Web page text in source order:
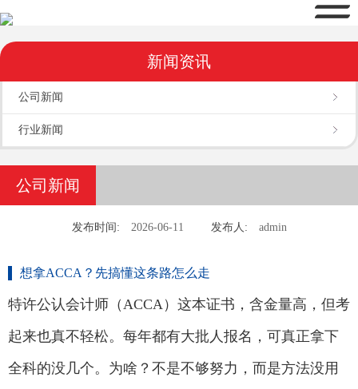
新闻资讯
公司新闻
行业新闻
公司新闻
发布时间: 2026-06-11 发布人: admin
想拿ACCA？先搞懂这条路怎么走
特许公认会计师（ACCA）这本证书，含金量高，但考
起来也真不轻松。每年都有大批人报名，可真正拿下
全科的没几个。为啥？不是不够努力，而是方法没用